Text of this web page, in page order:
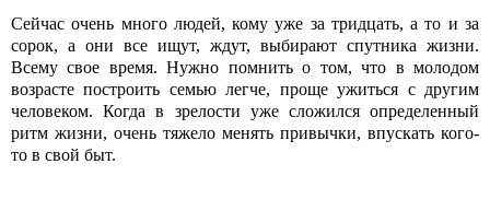
Сейчас очень много людей, кому уже за тридцать, а то и за
сорок, а они все ищут, ждут, выбирают спутника жизни.
Всему свое время. Нужно помнить о том, что в молодом
возрасте построить семью легче, проще ужиться с другим
человеком. Когда в зрелости уже сложился определенный
ритм жизни, очень тяжело менять привычки, впускать кого-
то в свой быт.